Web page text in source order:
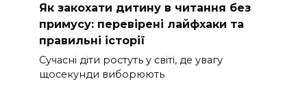
Як закохати дитину в читання без
примусу: перевірені лайфхаки та
правильні історії
Сучасні діти ростуть у світі, де увагу
щосекунди виборюють